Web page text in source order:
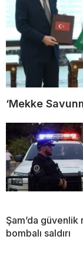
‘Mekke
Şam’da güvenlik
bombalı saldırı